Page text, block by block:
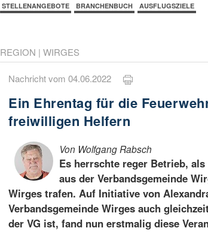
STELLENANGEBOTE BRANCHENBUCH AUSFLUGSZIELE
REGION | WIRGES
Nachricht vom 04.06.2022
Ein Ehrentag für die
freiwilligen Helfern
Von Wolfgang Rabsch
Es herrschte reger Betrieb,
aus der Verbandsgemeinde
Wirges trafen. Auf Initiative von
Verbandsgemeinde Wirges auch
der VG ist, fand nun erstmalig diese